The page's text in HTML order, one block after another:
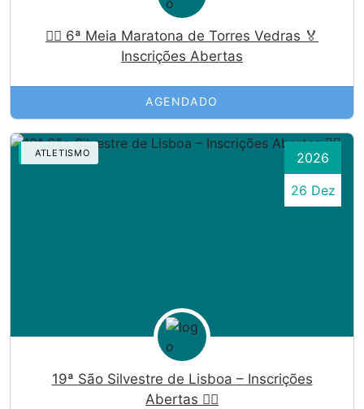
🏃‍♀️ 6ª Meia Maratona de Torres Vedras 🏅
Inscrições Abertas
AGENDADO
ATLETISMO
19ª São Silvestre de Lisboa – Inscrições
Abertas 🏃‍♀️
2026
26 Dez